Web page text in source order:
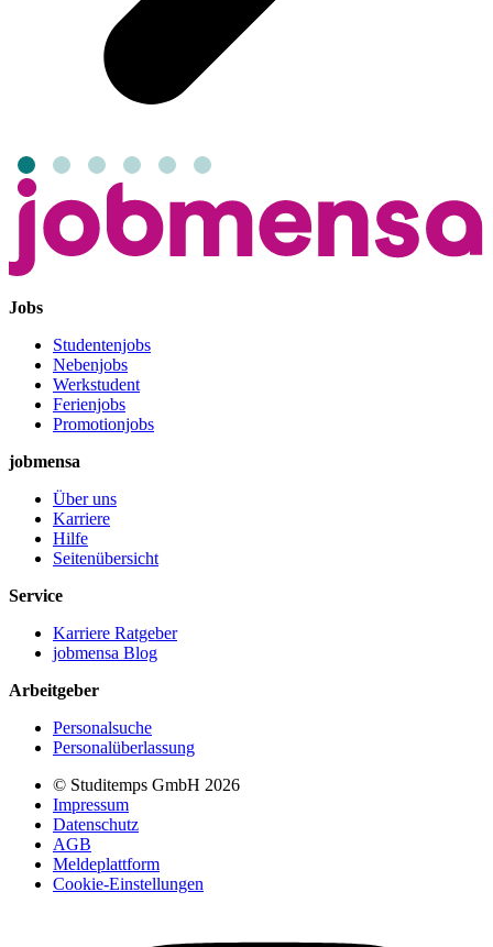
Jobs
Studentenjobs
Nebenjobs
Werkstudent
Ferienjobs
Promotionjobs
jobmensa
Über uns
Karriere
Hilfe
Seitenübersicht
Service
Karriere Ratgeber
jobmensa Blog
Arbeitgeber
Personalsuche
Personalüberlassung
© Studitemps GmbH 2026
Impressum
Datenschutz
AGB
Meldeplattform
Cookie-Einstellungen